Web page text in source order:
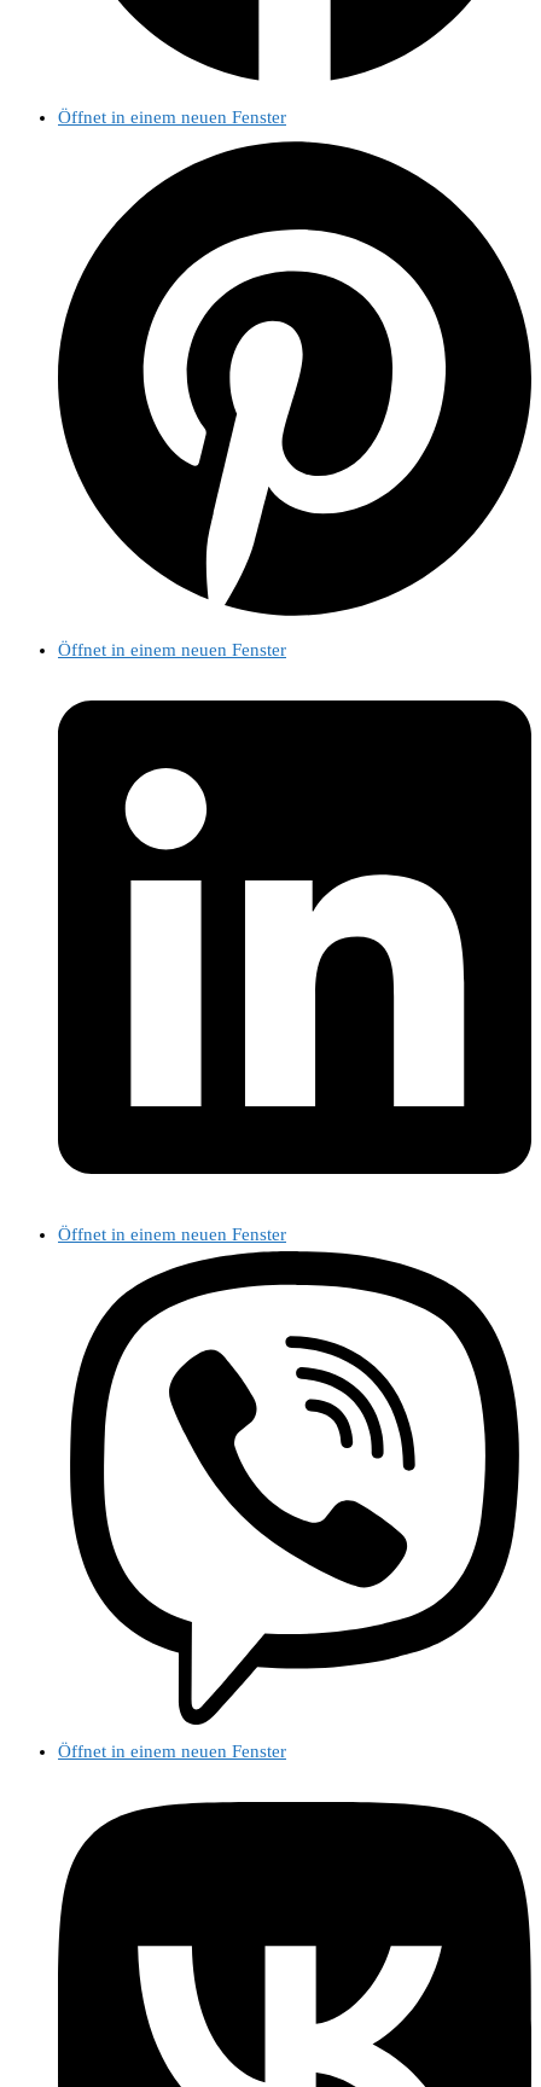
Öffnet in einem neuen Fenster
Öffnet in einem neuen Fenster
Öffnet in einem neuen Fenster
Öffnet in einem neuen Fenster